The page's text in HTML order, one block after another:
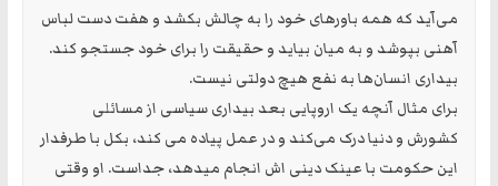
می‌آید که همه باورهای خود را به چالش بکشد و هفت دست لباس
آهنی بپوشد و به میان بیاید و حقیقت را برای خود جستجو کند.
بیداری انسان‌ها به نفع هیچ دولتی نیست.
برای مثال آنچه یک اروپایی بعد بیداری سیاسی از مسائلی
کشورش و دنیا درک می‌کند و در عمل پیاده می کند، بکل با طرفدار
این حکومت با عینک دینی اش انجام میدهد، جداست. او وقتی